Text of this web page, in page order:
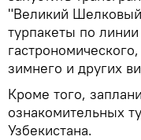
"Великий Шелковый
турпакеты по
зимнего и других
Кроме того,
ознакомительных
Узбекистана.